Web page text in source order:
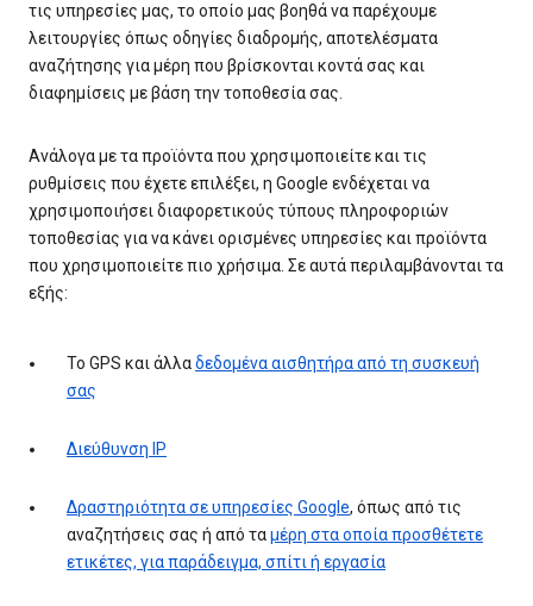
τις υπηρεσίες μας, το οποίο μας βοηθά να παρέχουμε
λειτουργίες όπως οδηγίες διαδρομής, αποτελέσματα
αναζήτησης για μέρη που βρίσκονται κοντά σας και
διαφημίσεις με βάση την τοποθεσία σας.
Ανάλογα με τα προϊόντα που χρησιμοποιείτε και τις
ρυθμίσεις που έχετε επιλέξει, η Google ενδέχεται να
χρησιμοποιήσει διαφορετικούς τύπους πληροφοριών
τοποθεσίας για να κάνει ορισμένες υπηρεσίες και προϊόντα
που χρησιμοποιείτε πιο χρήσιμα. Σε αυτά περιλαμβάνονται τα
εξής:
Το GPS και άλλαδεδομένα αισθητήρα από τη συσκευή
σας
Διεύθυνση IP
Δραστηριότητα σε υπηρεσίες Google, όπως από τις
αναζητήσεις σας ή από ταμέρη στα οποία προσθέτετε
ετικέτες, για παράδειγμα, σπίτι ή εργασία